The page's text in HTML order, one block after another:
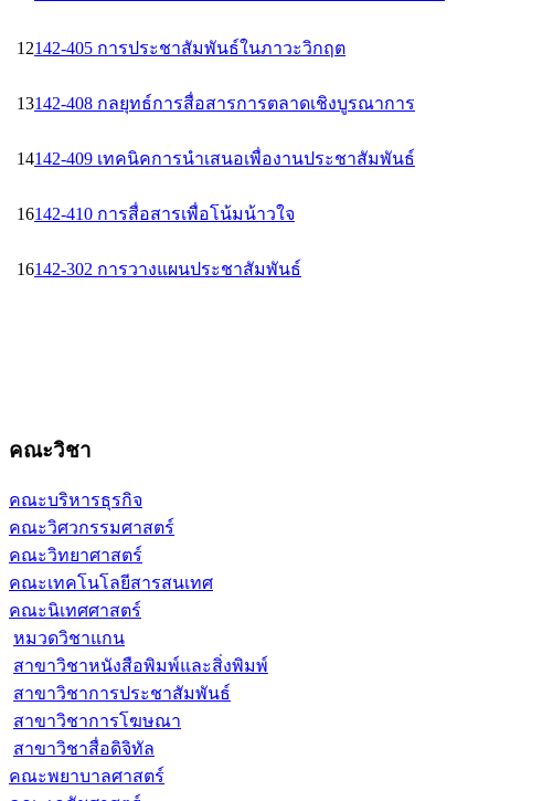
12142-405 การประชาสัมพันธ์ในภาวะวิกฤต
13142-408 กลยุทธ์การสื่อสารการตลาดเชิงบูรณาการ
14142-409 เทคนิคการนำเสนอเพื่องานประชาสัมพันธ์
16142-410 การสื่อสารเพื่อโน้มน้าวใจ
16142-302 การวางแผนประชาสัมพันธ
คณะวิชา
คณะบริหารธุรกิจ
คณะวิศวกรรมศาสตร์
คณะวิทยาศาสตร์
คณะเทคโนโลยีสารสนเทศ
คณะนิเทศศาสตร์
หมวดวิชาแกน
สาขาวิชาหนังสือพิมพ์และสิ่งพิมพ์
สาขาวิชาการประชาสัมพันธ์
สาขาวิชาการโฆษณา
สาขาวิชาสื่อดิจิทัล
คณะพยาบาลศาสตร์